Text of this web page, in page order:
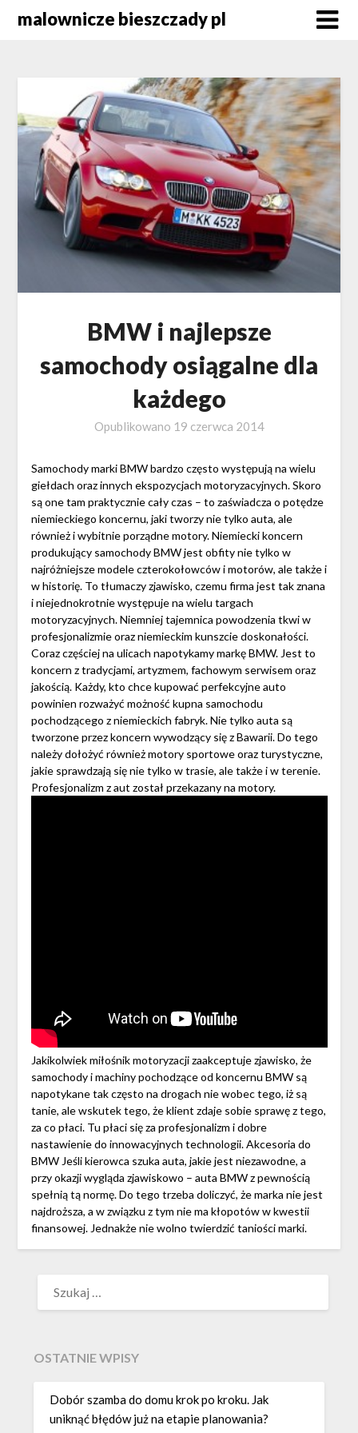
malownicze bieszczady pl
BMW i najlepsze
samochody osiągalne dla
każdego
Opublikowano 19 czerwca 2014
Samochody marki BMW bardzo często występują na wielu
giełdach oraz innych ekspozycjach motoryzacyjnych. Skoro
są one tam praktycznie cały czas – to zaświadcza o potędze
niemieckiego koncernu, jaki tworzy nie tylko auta, ale
również i wybitnie porządne motory. Niemiecki koncern
produkujący samochody BMW jest obfity nie tylko w
najróżniejsze modele czterokołowców i motorów, ale także i
w historię. To tłumaczy zjawisko, czemu firma jest tak znana
i niejednokrotnie występuje na wielu targach
motoryzacyjnych. Niemniej tajemnica powodzenia tkwi w
profesjonalizmie oraz niemieckim kunszcie doskonałości.
Coraz częściej na ulicach napotykamy markę BMW. Jest to
koncern z tradycjami, artyzmem, fachowym serwisem oraz
jakością. Każdy, kto chce kupować perfekcyjne auto
powinien rozważyć możność kupna samochodu
pochodzącego z niemieckich fabryk. Nie tylko auta są
tworzone przez koncern wywodzący się z Bawarii. Do tego
należy dołożyć również motory sportowe oraz turystyczne,
jakie sprawdzają się nie tylko w trasie, ale także i w terenie.
Profesjonalizm z aut został przekazany na motory.
Jakikolwiek miłośnik motoryzacji zaakceptuje zjawisko, że
samochody i machiny pochodzące od koncernu BMW są
napotykane tak często na drogach nie wobec tego, iż są
tanie, ale wskutek tego, że klient zdaje sobie sprawę z tego,
za co płaci. Tu płaci się za profesjonalizm i dobre
nastawienie do innowacyjnych technologii. Akcesoria do
BMW Jeśli kierowca szuka auta, jakie jest niezawodne, a
przy okazji wygląda zjawiskowo – auta BMW z pewnością
spełnią tą normę. Do tego trzeba doliczyć, że marka nie jest
najdroższa, a w związku z tym nie ma kłopotów w kwestii
finansowej. Jednakże nie wolno twierdzić taniości marki.
OSTATNIE WPISY
Dobór szamba do domu krok po kroku. Jak
uniknąć błędów już na etapie planowania?